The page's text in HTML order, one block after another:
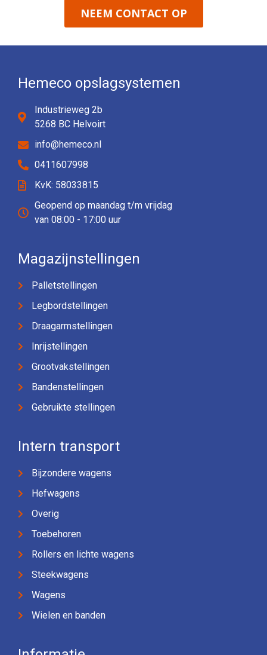
NEEM CONTACT OP
Hemeco opslagsystemen
Industrieweg 2b
5268 BC Helvoirt
info@hemeco.nl
0411607998
KvK: 58033815
Geopend op maandag t/m vrijdag
van 08:00 - 17:00 uur
Magazijnstellingen
Palletstellingen
Legbordstellingen
Draagarmstellingen
Inrijstellingen
Grootvakstellingen
Bandenstellingen
Gebruikte stellingen
Intern transport
Bijzondere wagens
Hefwagens
Overig
Toebehoren
Rollers en lichte wagens
Steekwagens
Wagens
Wielen en banden